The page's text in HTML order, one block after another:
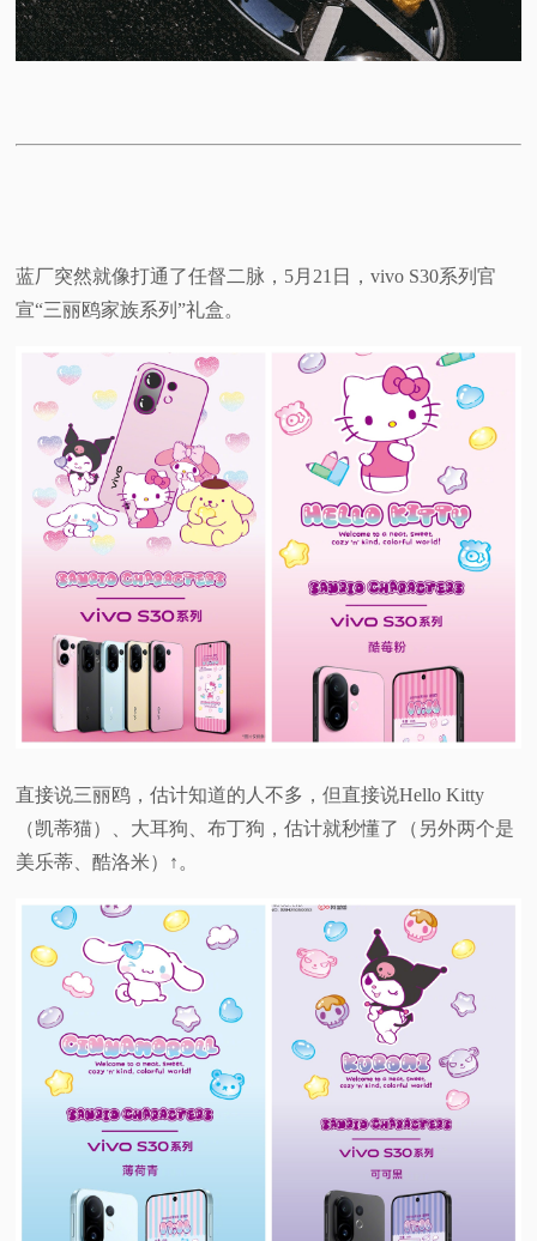
蓝厂突然就像打通了任督二脉，5月21日，vivo S30系列官
宣“三丽鸥家族系列”礼盒。
直接说三丽鸥，估计知道的人不多，但直接说Hello Kitty
（凯蒂猫）、大耳狗、布丁狗，估计就秒懂了（另外两个是
美乐蒂、酷洛米）↑。